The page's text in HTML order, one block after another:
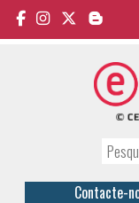
Contacte-